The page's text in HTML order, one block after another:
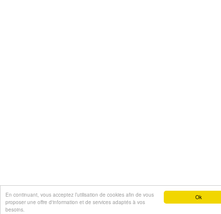
Ok
En continuant, vous acceptez l’utilisation de cookies afin de vous
proposer une offre d'information et de services adaptés à vos
besoins.